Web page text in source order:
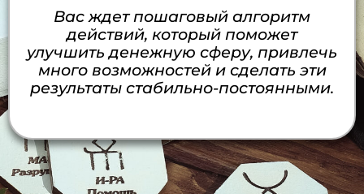
Вас ждет пошаговый алгоритм
действий, который поможет
улучшить денежную сферу, привлечь
много возможностей и сделать эти
результаты стабильно-постоянными.